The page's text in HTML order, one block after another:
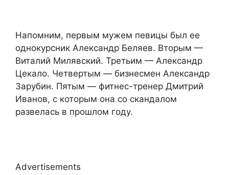
Напомним, первым мужем певицы был ее
однокурсник Александр Беляев. Вторым —
Виталий Милявский. Третьим — Александр
Цекало. Четвертым — бизнесмен Александр
Зарубин. Пятым — фитнес-тренер Дмитрий
Иванов, с которым она со скандалом
развелась в прошлом году.
Advertisements